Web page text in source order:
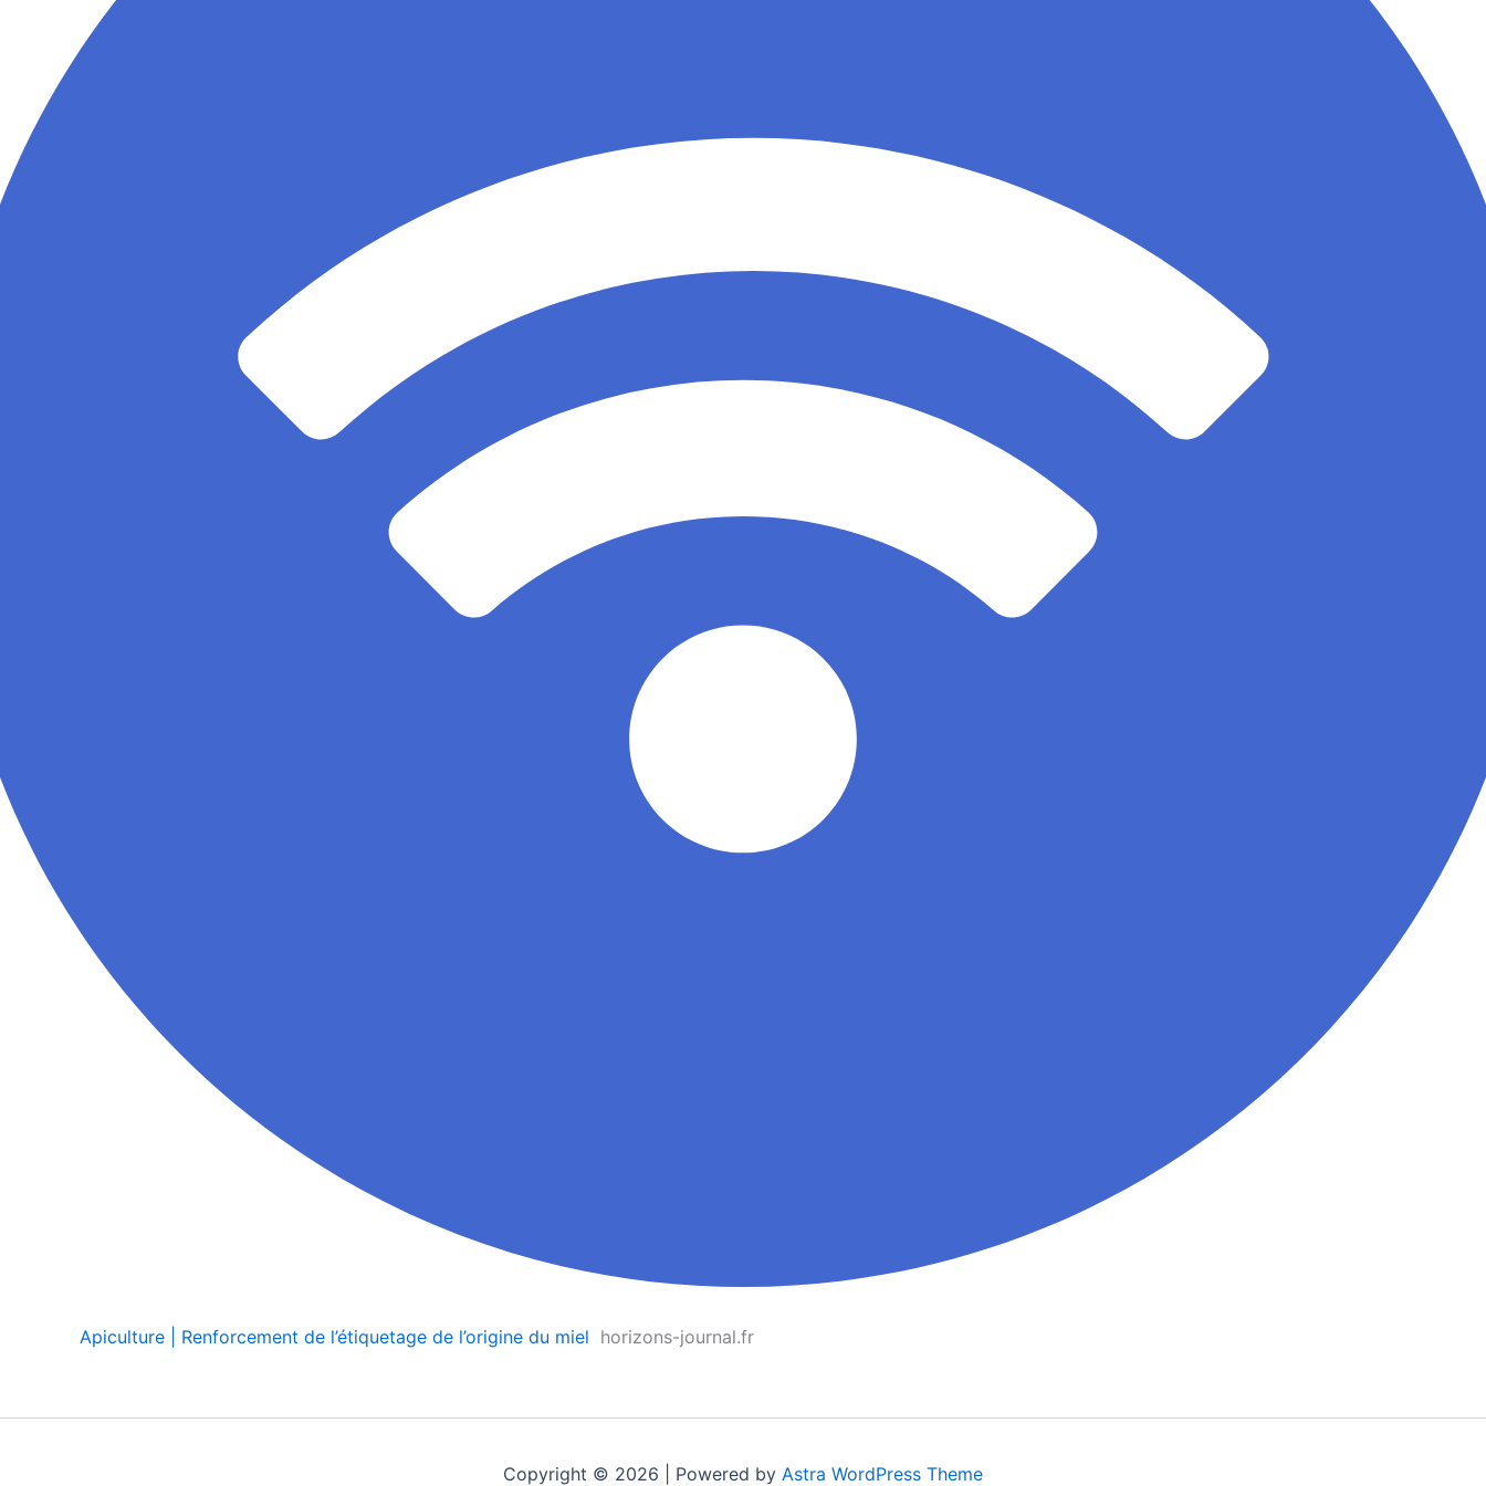
Apiculture | Renforcement de l’étiquetage de l’origine du miel horizons-journal.fr
Copyright © 2026 | Powered by Astra WordPress Theme